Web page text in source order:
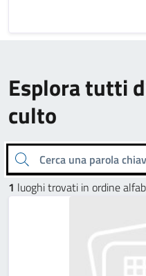
Esplora tutti
culto
Cerca una parola chiave
1 luoghi trovati in ordine